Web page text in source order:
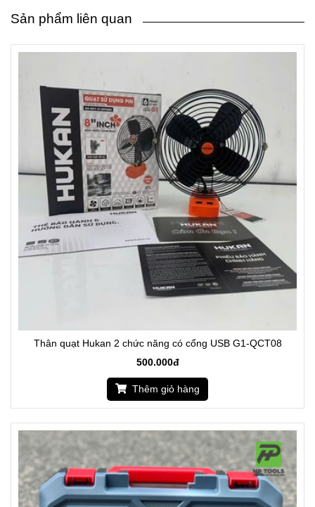
Sản phẩm liên quan
Thân quạt Hukan 2 chức năng có cổng USB G1-QCT08
500.000đ
Thêm giỏ hàng